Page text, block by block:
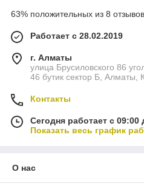
63% положительных из 8
Работает с 28.02.2019
г. Алматы
улица Брусиловского 86
46 бутик сектор Б, Алматы,
Контакты
Сегодня работает с 09:00
Показать весь график
О нас